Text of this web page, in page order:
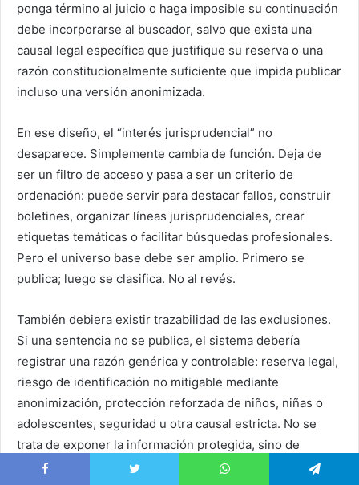
ponga término al juicio o haga imposible su continuación
debe incorporarse al buscador, salvo que exista una
causal legal específica que justifique su reserva o una
razón constitucionalmente suficiente que impida publicar
incluso una versión anonimizada.
En ese diseño, el “interés jurisprudencial” no
desaparece. Simplemente cambia de función. Deja de
ser un filtro de acceso y pasa a ser un criterio de
ordenación: puede servir para destacar fallos, construir
boletines, organizar líneas jurisprudenciales, crear
etiquetas temáticas o facilitar búsquedas profesionales.
Pero el universo base debe ser amplio. Primero se
publica; luego se clasifica. No al revés.
También debiera existir trazabilidad de las exclusiones.
Si una sentencia no se publica, el sistema debería
registrar una razón genérica y controlable: reserva legal,
riesgo de identificación no mitigable mediante
anonimización, protección reforzada de niños, niñas o
adolescentes, seguridad u otra causal estricta. No se
trata de exponer la información protegida, sino de
impedir que la no publicación se vuelva invisible. Una